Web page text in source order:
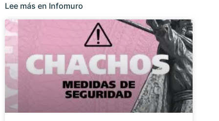
Lee más en Infomuro